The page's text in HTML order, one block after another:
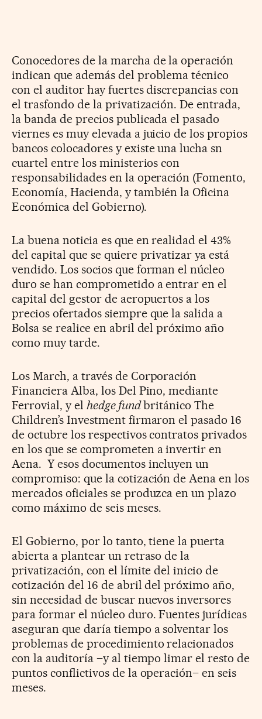
Conocedores de la marcha de la operación
indican que además del problema técnico
con el auditor hay fuertes discrepancias con
el trasfondo de la privatización. De entrada,
la banda de precios publicada el pasado
viernes es muy elevada a juicio de los propios
bancos colocadores y existe una lucha sn
cuartel entre los ministerios con
responsabilidades en la operación (Fomento,
Economía, Hacienda, y también la Oficina
Económica del Gobierno).
La buena noticia es que en realidad el 43%
del capital que se quiere privatizar ya está
vendido. Los socios que forman el núcleo
duro se han comprometido a entrar en el
capital del gestor de aeropuertos a los
precios ofertados siempre que la salida a
Bolsa se realice en abril del próximo año
como muy tarde.
Los March, a través de Corporación
Financiera Alba, los Del Pino, mediante
Ferrovial, y el hedge fundbritánico The
Children’s Investment firmaron el pasado 16
de octubre los respectivos contratos privados
en los que se comprometen a invertir en
Aena. Y esos documentos incluyen un
compromiso: que la cotización de Aena en los
mercados oficiales se produzca en un plazo
como máximo de seis meses.
El Gobierno, por lo tanto, tiene la puerta
abierta a plantear un retraso de la
privatización, con el límite del inicio de
cotización del 16 de abril del próximo año,
sin necesidad de buscar nuevos inversores
para formar el núcleo duro. Fuentes jurídicas
aseguran que daría tiempo a solventar los
problemas de procedimiento relacionados
con la auditoría –y al tiempo limar el resto de
puntos conflictivos de la operación– en seis
meses.